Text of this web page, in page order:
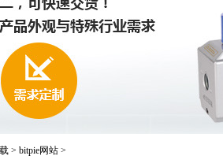
> bitpie网站 >